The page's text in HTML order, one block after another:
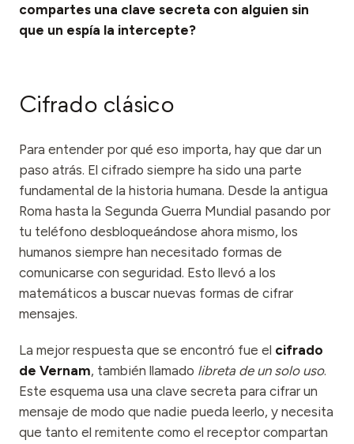
Seguridad cuántica
NOSOTROS
Nuestro equipo
Contacto
compartes una clave secreta con alguien sin
que un espía la intercepte?
Cifrado clásico
Para entender por qué eso importa, hay que dar un
paso atrás. El cifrado siempre ha sido una parte
fundamental de la historia humana. Desde la antigua
Roma hasta la Segunda Guerra Mundial pasando por
tu teléfono desbloqueándose ahora mismo, los
humanos siempre han necesitado formas de
comunicarse con seguridad. Esto llevó a los
matemáticos a buscar nuevas formas de cifrar
mensajes.
La mejor respuesta que se encontró fue el cifrado
de Vernam, también llamado libreta de un solo uso.
Este esquema usa una clave secreta para cifrar un
mensaje de modo que nadie pueda leerlo, y necesita
que tanto el remitente como el receptor compartan